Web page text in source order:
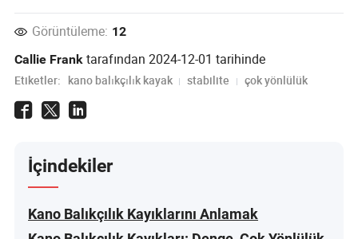
Görüntüleme: 12
Callie Frank tarafından2024-12-01 tarihinde
Etiketler: kano balıkçılık kayak stabilite çok yönlülük
İçindekiler
Kano Balıkçılık Kayıklarını Anlamak